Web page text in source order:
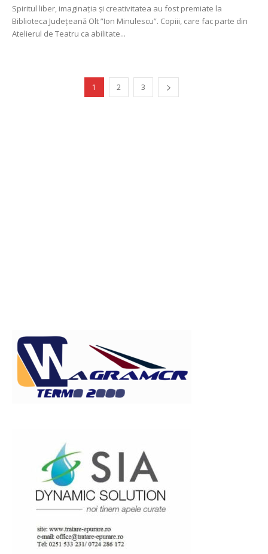
Spiritul liber, imaginația și creativitatea au fost premiate la
Biblioteca Județeană Olt ”Ion Minulescu”. Copiii, care fac parte din
Atelierul de Teatru ca abilitate...
1 2 3